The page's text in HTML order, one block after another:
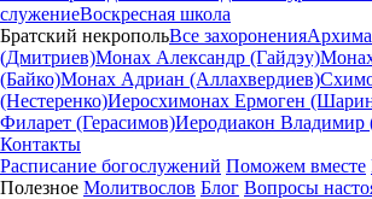
служениеВоскресная школа
Братский некропольВсе захоронения
(Дмитриев)Монах Александр (Гайдэу)
(Байко)Монах Адриан (Аллахвердиев)
(Нестеренко)Иеросхимонах Ермоген
Филарет (Герасимов)Иеродиакон Владимир
Контакты
Расписание богослужений Поможем вместе
Полезное Молитвослов Блог Вопросы